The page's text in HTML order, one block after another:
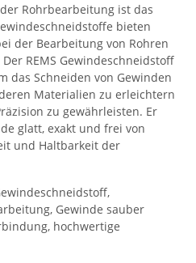
Rohrbearbeitung ist das
bieten
der Bearbeitung von Rohren
REMS Gewindeschneidstoff
das Schneiden von Gewinden
Materialien zu erleichtern
zu gewährleisten. Er
glatt, exakt und frei von
und Haltbarkeit der
Gewinde sauber
hochwertige